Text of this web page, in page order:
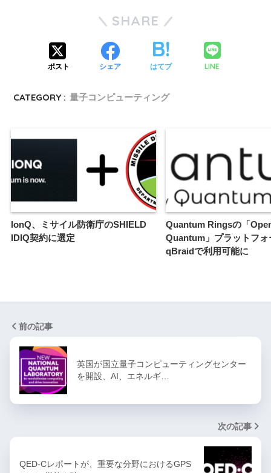
SHARE
ポスト シェア はてブ LINE
CATEGORY : 量子コンピューティング
IonQ、ミサイル防衛庁のSHIELD
IDIQ契約に選定
Quantum Ringsの「
Quantum」プラットフォ
qBraidで利用可能に
前の記事
英国が国立量子コンピューティングセンター
を開設、AI、エネルギ…
次の記事
QED-Cレポートが、重要な分野におけるGPS